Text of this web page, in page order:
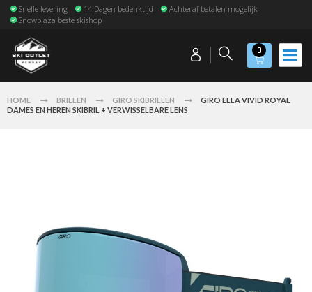
Snelle levering 14 Dagen bedenktijd
Achteraf betalen mogelijk
Snowplaza beste skishop
0
HOME BRILLEN GIRO SKIBRILLEN
GIRO ELLA VIVID ROYAL
DAMES EN HEREN SKIBRIL + VERWISSELBARE LENS